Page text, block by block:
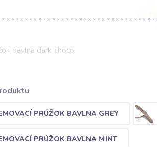
bavlna dark choco
PRÚŽOK BAVLNA GREY
PRÚŽOK BAVLNA MINT